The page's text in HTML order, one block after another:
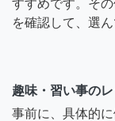
すすめです。そ
を確認して、選ん
趣味・習い事の
事前に、具体的